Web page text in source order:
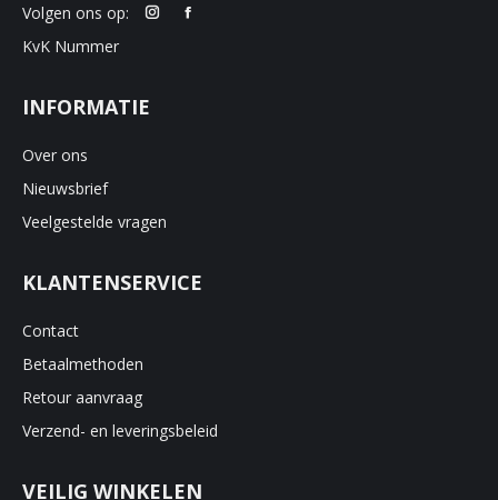
Volgen ons op:
KvK Nummer
INFORMATIE
Over ons
Nieuwsbrief
Veelgestelde vragen
KLANTENSERVICE
Contact
Betaalmethoden
Retour aanvraag
Verzend- en leveringsbeleid
VEILIG WINKELEN